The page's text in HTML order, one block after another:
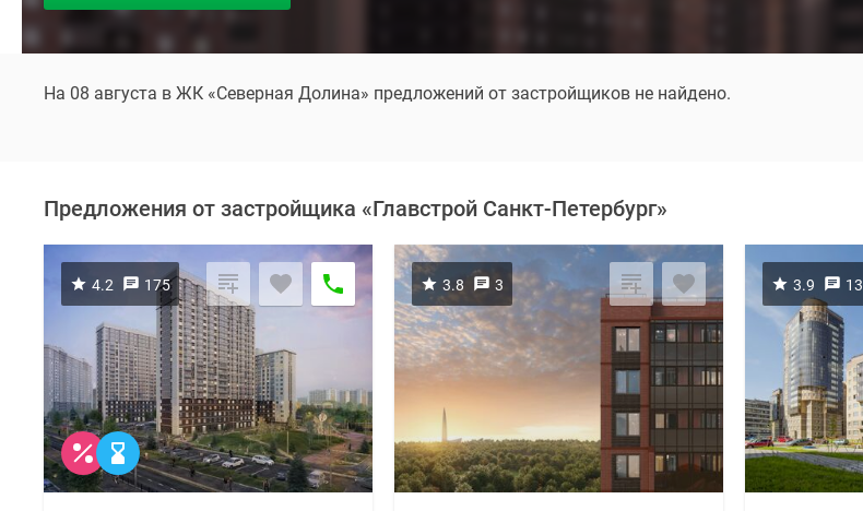
На 08 августа в ЖК «Северная Долина» предложений от застройщиков не найдено.
Предложения от застройщика «Главстрой Санкт-Петербург»
4.2 175 3.8 3 3.9 13